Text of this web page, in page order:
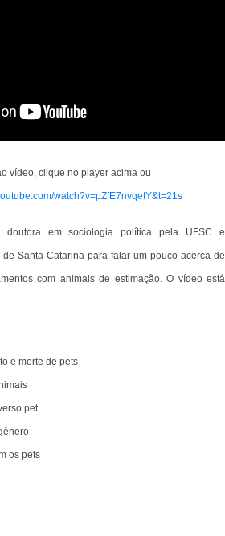
vídeo, clique no player acima ou
watch?v=pZfE7nvqetY&t=21s
doutora em sociologia política pela UFSC e
Santa Catarina para falar um pouco acerca de
com animais de estimação. O vídeo está
e morte de pets
pet
os pets